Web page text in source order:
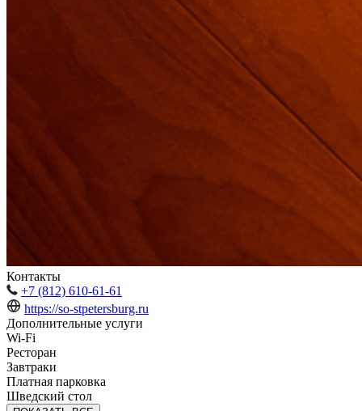
Контакты
+7 (812) 610-61-61
https://so-stpetersburg.ru
Дополнительные услуги
Wi-Fi
Ресторан
Завтраки
Платная парковка
Шведский стол